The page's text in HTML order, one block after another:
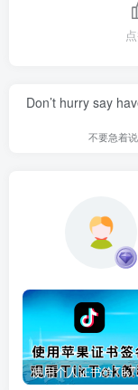
Don’t hurry say
不要急着
使用